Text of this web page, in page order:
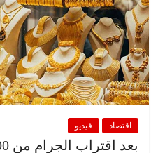
اقتصاد فيديو
مصر ناس وناس
فاروق.. خبير اقتصادي
ميلاده وحيداً على أبواب